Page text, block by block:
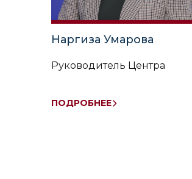
Наргиза Умарова
Руководитель Центра
ПОДРОБНЕЕ